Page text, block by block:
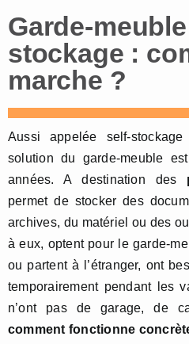
Garde-
stockage :
marche ?
Aussi appelée self-
solution du garde-meuble
années. A destination des
permet de stocker des
archives, du matériel ou des
à eux, optent pour le garde-
ou partent à l’étranger, ont
temporairement pendant les
n’ont pas de garage, de
comment fonctionne